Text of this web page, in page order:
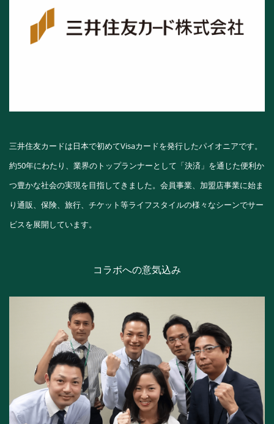
三井住友カードは日本で初めてVisaカードを発行したパイオニアです。
約50年にわたり、業界のトップランナーとして「決済」を通じた便利か
つ豊かな社会の実現を目指してきました。会員事業、加盟店事業に始ま
り通販、保険、旅行、チケット等ライフスタイルの様々なシーンでサー
ビスを展開しています。
コラボへの意気込み